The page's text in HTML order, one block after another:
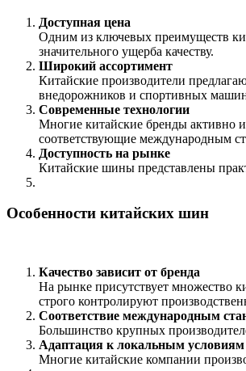
Доступная цена
Одним из ключевых преимуществ
значительного ущерба качеству.
Широкий ассортимент
Китайские производители
внедорожников и спортивных
Современные технологии
Многие китайские бренды активно
соответствующие международным
Доступность на рынке
Китайские шины представлены
Особенности китайских шин
Качество зависит от бренда
На рынке присутствует множество
строго контролируют
Соответствие международным
Большинство крупных
Адаптация к локальным условиям
Многие китайские компании